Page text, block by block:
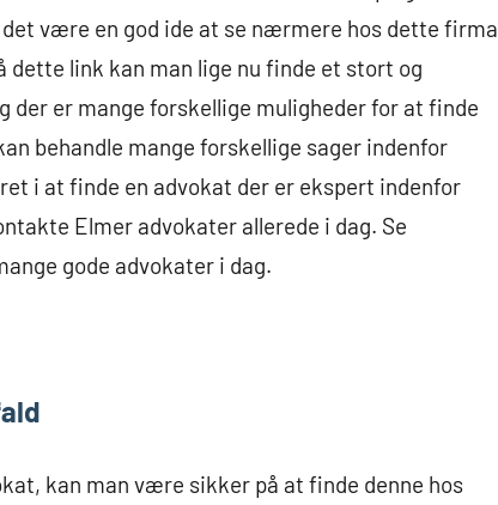
være en god ide at se nærmere hos dette firma
dette link kan man lige nu finde et stort og
der er mange forskellige muligheder for at finde
behandle mange forskellige sager indenfor
i at finde en advokat der er ekspert indenfor
Elmer advokater allerede i dag. Se
gode advokater i dag.
kan man være sikker på at finde denne hos